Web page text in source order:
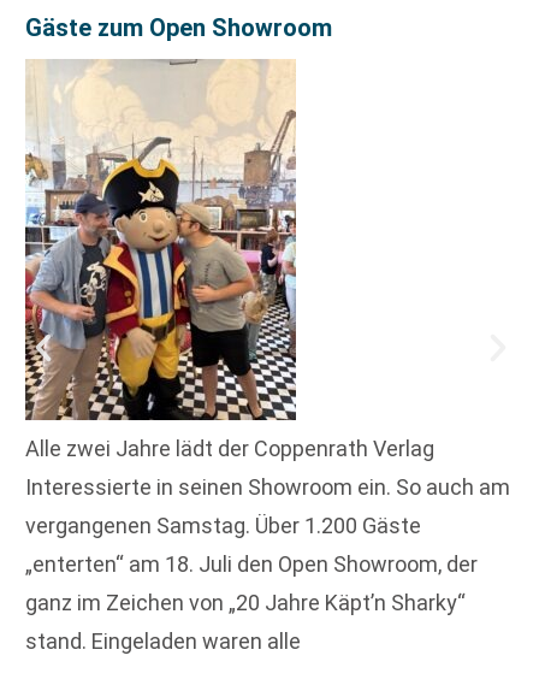
Gäste zum Open Showroom
Alle zwei Jahre lädt der Coppenrath Verlag
Interessierte in seinen Showroom ein. So auch am
vergangenen Samstag. Über 1.200 Gäste
„enterten“ am 18. Juli den Open Showroom, der
ganz im Zeichen von „20 Jahre Käpt’n Sharky“
stand. Eingeladen waren alle